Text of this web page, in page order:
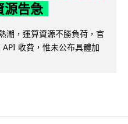
源告急
潮，運算資源不勝負荷，官
收費，惟未公布具體加